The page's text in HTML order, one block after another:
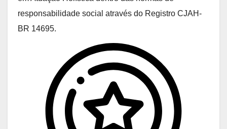
responsabilidade social através do Registro CJAH-
BR 14695.